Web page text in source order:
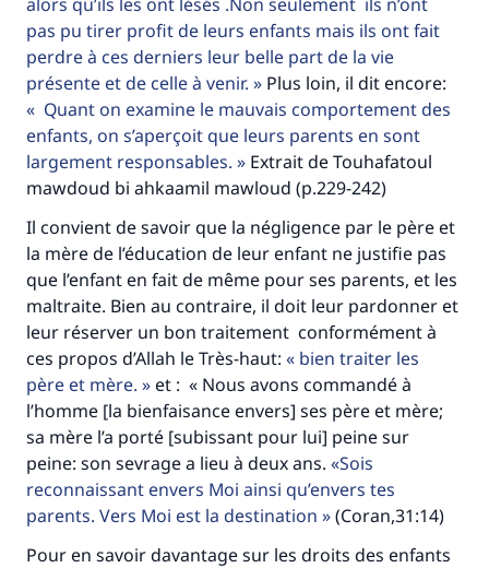
pas pu tirer profit de leurs enfants mais ils ont fait
perdre à ces derniers leur belle part de la vie
présente et de celle à venir.
Plus loin, il dit encore:
Quant on examine le mauvais comportement des
enfants, on s’aperçoit que leurs parents en sont
largement responsables.
Extrait de Touhafatoul
mawdoud bi ahkaamil mawloud (p.229-242)
Il convient de savoir que la négligence par le père et
la mère de l’éducation de leur enfant ne justifie pas
que l’enfant en fait de même pour ses parents, et les
maltraite. Bien au contraire, il doit leur pardonner et
leur réserver un bon traitement conformément à
ces propos d’Allah le Très-haut:
bien traiter les
père et mère.
et : « Nous avons commandé à
l’homme [la bienfaisance envers] ses père et mère;
sa mère l’a porté [subissant pour lui] peine sur
peine: son sevrage a lieu à deux ans. Sois
reconnaissant envers Moi ainsi qu’envers tes
parents. Vers Moi est la destination
(Coran,31:14)
Pour en savoir davantage sur les droits des enfants